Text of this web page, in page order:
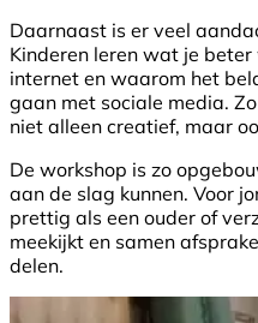
Daarnaast is er veel
Kinderen leren wat je
internet en waarom het
gaan met sociale media.
niet alleen creatief, maar
De workshop is zo
aan de slag kunnen. Voor
prettig als een ouder of
meekijkt en samen
delen.